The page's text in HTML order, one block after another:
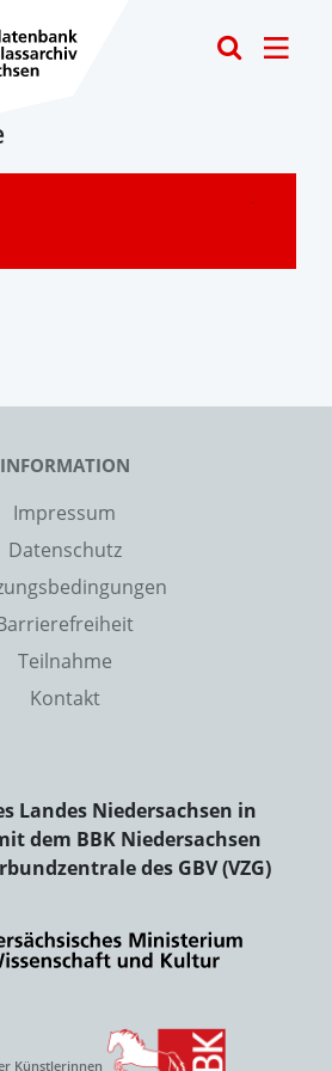
-
INFORMATION
Impressum
Datenschutz
Teilnahme
Kontakt
Landes Niedersachsen in
dem BBK Niedersachsen
des GBV (VZG)
Künstlerinnen